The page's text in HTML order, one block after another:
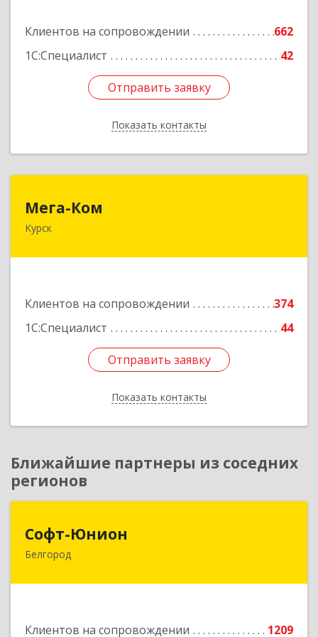
Клиентов на сопровождении
662
1С:Специалист
42
Отправить заявку
Показать контакты
Отправить заявку
Назад
Мега-Ком
Курск
Клиентов на сопровождении
374
1С:Специалист
44
Отправить заявку
Показать контакты
305001, Курская обл, Курск г, Красной Армии ул,
Отправить заявку
Назад
Ближайшие партнеры из соседних
регионов
Софт-Юнион
Белгород
Клиентов на сопровождении 1209
308014, Белгородская обл, Белгород г, Садовая